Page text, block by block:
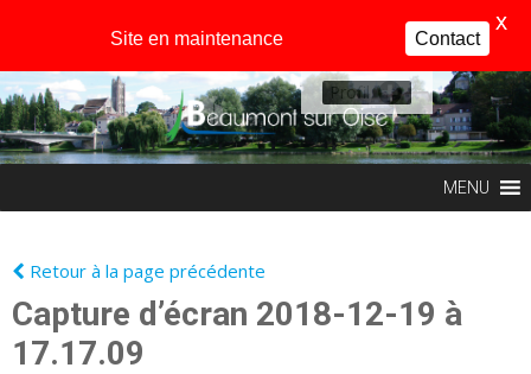
Profil
MENU
Retour à la page précédente
Capture d’écran 2018-12-19 à
17.17.09
Site en maintenance Contact
X